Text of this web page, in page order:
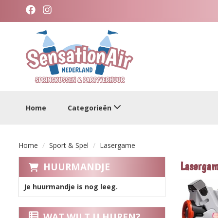
facebook
Home Categorieën categorieen
Home Sport & Spel Lasergame
HUURMANDJE
Je huurmandje is nog leeg.